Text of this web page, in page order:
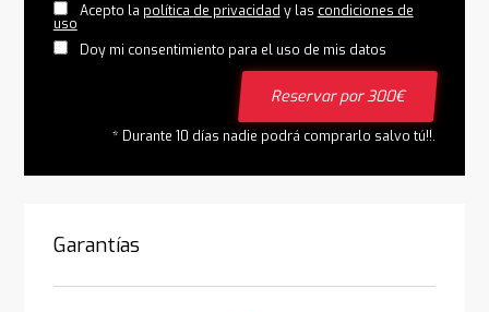
Acepto la política de privacidad y las condiciones de
uso
Doy mi consentimiento para el uso de mis datos
Reservar por 300€
* Durante 10 días nadie podrá comprarlo salvo tú!!.
Garantías